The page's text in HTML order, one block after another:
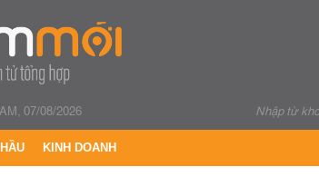
07/08/2026
KINH DOANH